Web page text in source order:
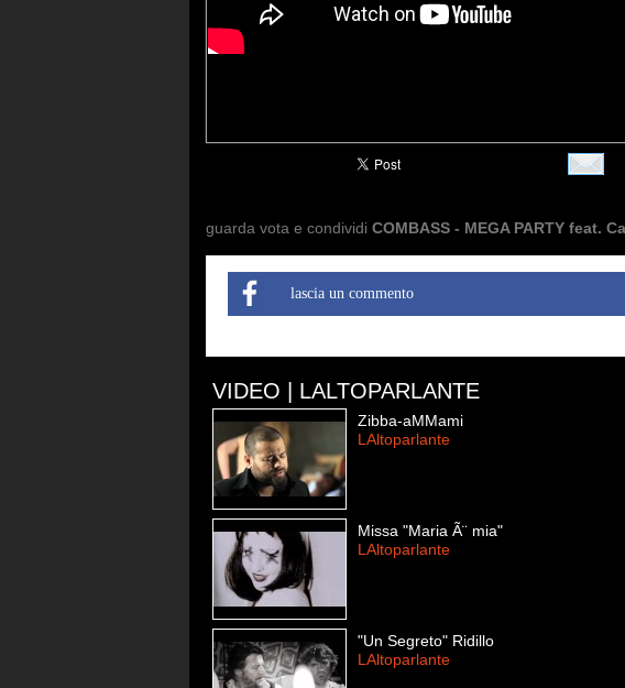
guarda vota e condividi COMBASS - MEGA PARTY feat.
lascia un commento
VIDEO | LALTOPARLANTE
Zibba-aMMami
LAltoparlante
Missa "Maria Ã¨ mia"
LAltoparlante
"Un Segreto" Ridillo
LAltoparlante